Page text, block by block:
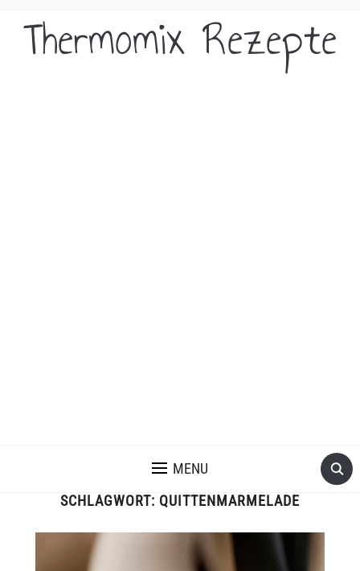
Thermomix Rezepte
MENU
SCHLAGWORT: QUITTENMARMELADE